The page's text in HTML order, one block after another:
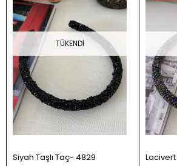
TÜKENDI
Siyah Taşlı Taç 4829 Lacivert